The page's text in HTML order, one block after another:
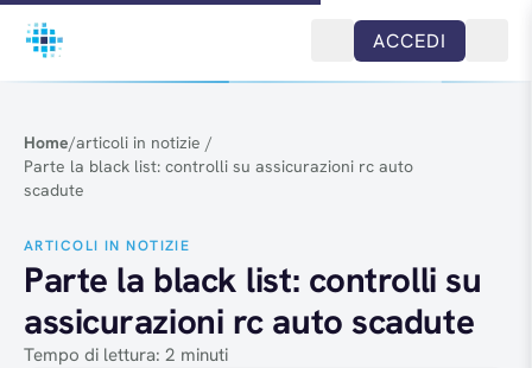
Salta al contenuto
ACCEDI
Home/articoli in notizie /
Parte la black list: controlli su assicurazioni rc auto
scadute
ARTICOLI IN NOTIZIE
Parte la black list: controlli su
assicurazioni rc auto scadute
Tempo di lettura: 2 minuti